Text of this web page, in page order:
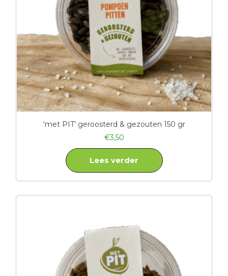
‘met PIT’ geroosterd & gezouten 150 gr
€3,50
Lees verder